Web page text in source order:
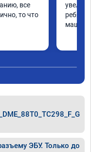
все
то что
ребята
машина
ЭБУ. Только до